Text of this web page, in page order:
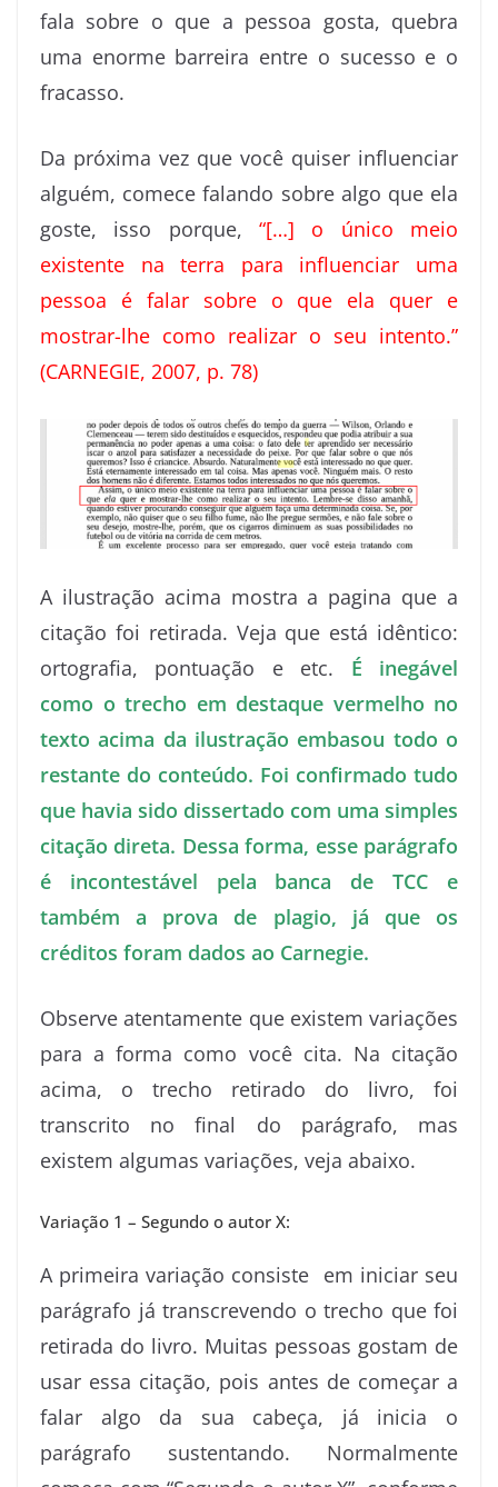
fala sobre o que a pessoa gosta, quebra
uma enorme barreira entre o sucesso e o
fracasso.
Da próxima vez que você quiser influenciar
alguém, comece falando sobre algo que ela
goste, isso porque, “[…] o único meio
existente na terra para influenciar uma
pessoa é falar sobre o que ela quer e
mostrar-lhe como realizar o seu intento.”
(CARNEGIE, 2007, p. 78)
A ilustração acima mostra a pagina que a
citação foi retirada. Veja que está idêntico:
ortografia, pontuação e etc. É inegável
como o trecho em destaque vermelho no
texto acima da ilustração embasou todo o
restante do conteúdo. Foi confirmado tudo
que havia sido dissertado com uma simples
citação direta. Dessa forma, esse parágrafo
é incontestável pela banca de TCC e
também a prova de plagio, já que os
créditos foram dados ao Carnegie.
Observe atentamente que existem variações
para a forma como você cita. Na citação
acima, o trecho retirado do livro, foi
transcrito no final do parágrafo, mas
existem algumas variações, veja abaixo.
Variação 1 – Segundo o autor X:
A primeira variação consiste em iniciar seu
parágrafo já transcrevendo o trecho que foi
retirada do livro. Muitas pessoas gostam de
usar essa citação, pois antes de começar a
falar algo da sua cabeça, já inicia o
parágrafo sustentando. Normalmente